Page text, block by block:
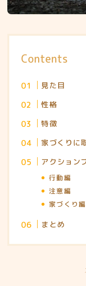
Contents
見た目
性格
特徴
家づくりに
アクション
行動編
注意編
家づくり編
まとめ